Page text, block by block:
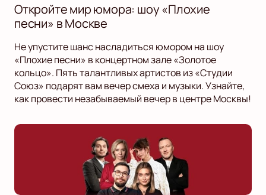
Откройте мир юмора: шоу «Плохие
песни» в Москве
Не упустите шанс насладиться юмором на шоу
«Плохие песни» в концертном зале «Золотое
кольцо». Пять талантливых артистов из «Студии
Союз» подарят вам вечер смеха и музыки. Узнайте,
как провести незабываемый вечер в центре Москвы!